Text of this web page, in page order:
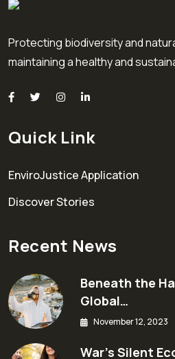
Protecting biodiversity and
maintaining a healthy and
Quick Link
EnviroJustice Application
Discover Stories
Recent News
Beneath the
Global…
November 12, 2023
War’s Silent